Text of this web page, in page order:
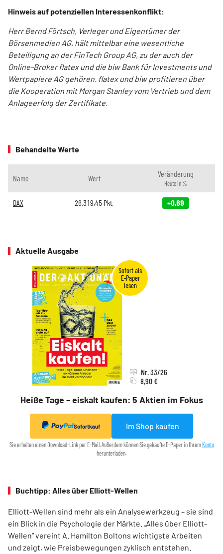
Hinweis auf potenziellen Interessenkonflikt:
Herr Bernd Förtsch, Verleger und Eigentümer der
Börsenmedien AG, hält mittelbar eine wesentliche
Beteiligung an der FinTech Group AG, zu der auch der
Online-Broker flatex und die biw Bank für Investments und
Wertpapiere AG gehören. flatex und biw profitieren über
die Kooperation mit Morgan Stanley vom Vertrieb und dem
Anlageerfolg der Zertifikate.
Behandelte Werte
Name Wert Veränderung
Heute in %
DAX 26.319,45 Pkt. +0,69
Aktuelle Ausgabe
Heiße Tage – eiskalt kaufen: 5 Aktien im Fokus
Nr. 33/26
8,90 €
Sofortkauf Im Shop kaufen
Sie erhalten einen Download-Link per E-Mail. Außerdem können Sie gekaufte E-Paper in Ihrem Konto
herunterladen.
Buchtipp: Alles über Elliott-Wellen
Elliott-Wellen sind mehr als ein Analysewerkzeug – sie sind
ein Blick in die Psychologie der Märkte. „Alles über Elliott-
Wellen“ vereint A. Hamilton Boltons wichtigste Arbeiten
und zeigt, wie Preisbewegungen zyklisch entstehen.